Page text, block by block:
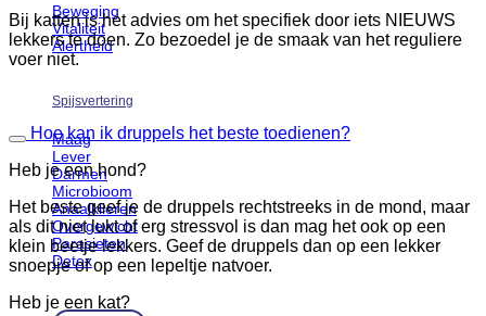
Beweging
Vitaliteit
Alertheid
Spijsvertering
Maag
Lever
Darmen
Microbioom
Anaalklieren
Overgewicht
Parasieten
Detox
Bij katten is het advies om het specifiek door iets NIEUWS
lekkers te doen. Zo bezoedel je de smaak van het reguliere
voer niet.
Hoe kan ik druppels het beste toedienen?
Heb je een hond?
Het beste geef je de druppels rechtstreeks in de mond, maar
als dit niet lukt of erg stressvol is dan mag het ook op een
klein beetje lekkers. Geef de druppels dan op een lekker
snoepje of op een lepeltje natvoer.
Heb je een kat?